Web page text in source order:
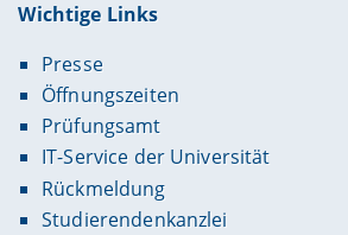
Wichtige Links
Presse
Öffnungszeiten
Prüfungsamt
IT-Service der Universität
Rückmeldung
Studierendenkanzlei